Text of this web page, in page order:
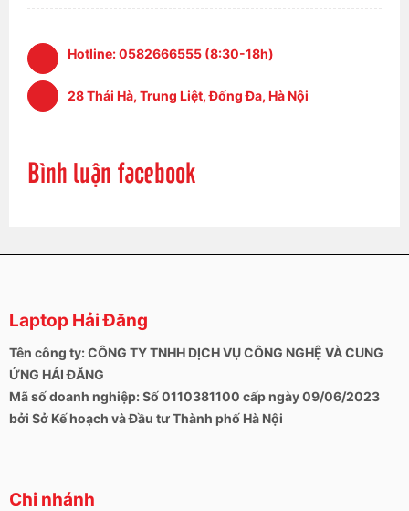
Hotline:0582666555 (8:30-18h)
28 Thái Hà, Trung Liệt, Đống Đa, Hà Nội
Bình luận facebook
Laptop Hải Đăng
Tên công ty: CÔNG TY TNHH DỊCH VỤ CÔNG NGHỆ VÀ CUNG
ỨNG HẢI ĐĂNG
Mã số doanh nghiệp: Số 0110381100 cấp ngày 09/06/2023
bởi Sở Kế hoạch và Đầu tư Thành phố Hà Nội
Chi nhánh